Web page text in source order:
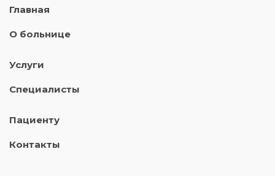
Главная
О больнице
Услуги
Специалисты
Пациенту
Контакты